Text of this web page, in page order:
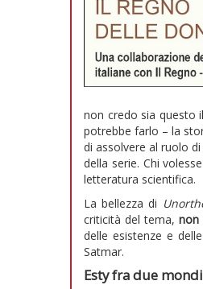
non credo sia questo
potrebbe farlo – la
di assolvere al ruolo
della serie. Chi
letteratura scientifica.
La bellezza di
criticità del tema,non
delle esistenze e
Satmar.
Esty fra due mondi